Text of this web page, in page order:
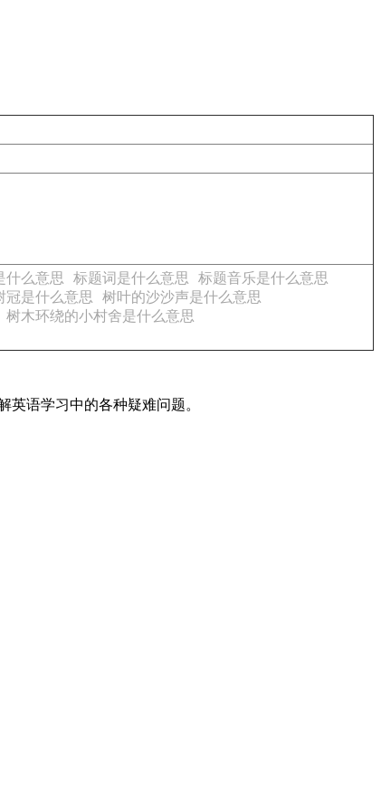
什么意思 标题词是什么意思
标题音乐是什么意思
冠是什么意思
树叶的沙沙声是什么意思
树木环绕的小村舍是什么意思
语学习中的各种疑难问题。